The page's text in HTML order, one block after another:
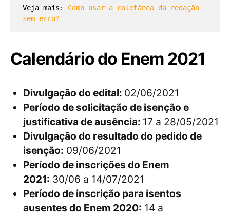
Veja mais: Como usar a coletânea da redação
sem erro?
Calendário do Enem 2021
Divulgação do edital: 02/06/2021
Período de solicitação de isenção e
justificativa de ausência: 17 a 28/05/2021
Divulgação do resultado do pedido de
isenção: 09/06/2021
Período de inscrições do Enem
2021: 30/06 a 14/07/2021
Período de inscrição para isentos
ausentes do Enem 2020: 14 a